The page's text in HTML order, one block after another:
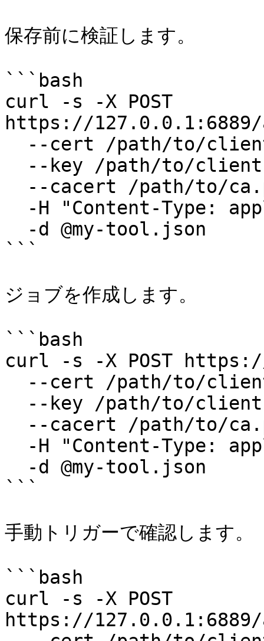
保存前に検証します。
```bash
curl -s -X POST
https://
```
ジョブを作成します。
```bash
curl -s -X POST
```
手動トリガーで確認します。
```bash
curl -s -X POST
https://